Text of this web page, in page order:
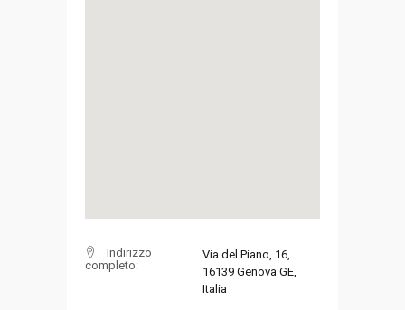
Indirizzo
completo:
Via del Piano, 16,
16139 Genova GE,
Italia